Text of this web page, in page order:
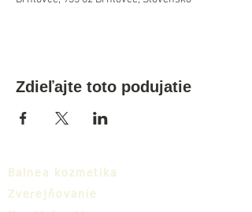
Zdieľajte toto podujatie
Balnea kozmetika
Zverejňovanie